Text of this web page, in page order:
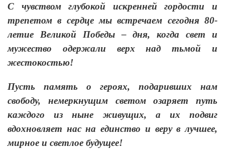
С чувством глубокой искренней гордости и
трепетом в сердце мы встречаем сегодня 80-
летие Великой Победы – дня, когда свет и
мужество одержали верх над тьмой и
жестокостью!
Пусть память о героях, подаривших нам
свободу, немеркнущим светом озаряет путь
каждого из ныне живущих, а их подвиг
вдохновляет нас на единство и веру в лучшее,
мирное и светлое будущее!